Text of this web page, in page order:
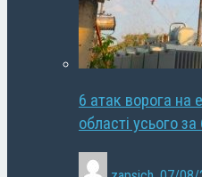
6 атак ворога на
області усього за